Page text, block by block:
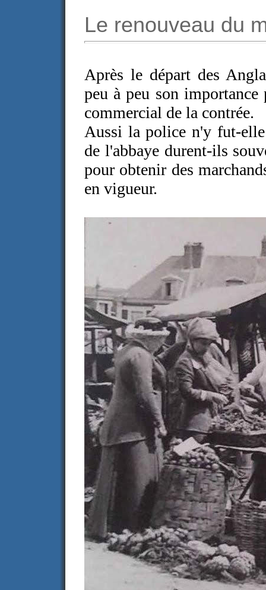
Le renouveau du
Après le départ des
peu à peu son
commercial de la contrée.
Aussi la police n'y fut-
de l'abbaye durent-ils
pour obtenir des
en vigueur.